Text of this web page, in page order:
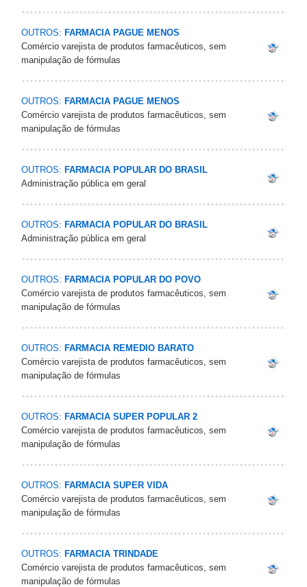
OUTROS: FARMACIA PAGUE MENOS
Comércio varejista de produtos farmacêuticos, sem
manipulação de fórmulas
OUTROS: FARMACIA PAGUE MENOS
Comércio varejista de produtos farmacêuticos, sem
manipulação de fórmulas
OUTROS: FARMACIA POPULAR DO BRASIL
Administração pública em geral
OUTROS: FARMACIA POPULAR DO BRASIL
Administração pública em geral
OUTROS: FARMACIA POPULAR DO POVO
Comércio varejista de produtos farmacêuticos, sem
manipulação de fórmulas
OUTROS: FARMACIA REMEDIO BARATO
Comércio varejista de produtos farmacêuticos, sem
manipulação de fórmulas
OUTROS: FARMACIA SUPER POPULAR 2
Comércio varejista de produtos farmacêuticos, sem
manipulação de fórmulas
OUTROS: FARMACIA SUPER VIDA
Comércio varejista de produtos farmacêuticos, sem
manipulação de fórmulas
OUTROS: FARMACIA TRINDADE
Comércio varejista de produtos farmacêuticos, sem
manipulação de fórmulas